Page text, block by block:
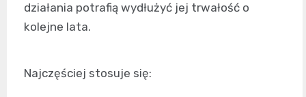
działania potrafią wydłużyć jej trwałość o
kolejne lata.
Najczęściej stosuje się: